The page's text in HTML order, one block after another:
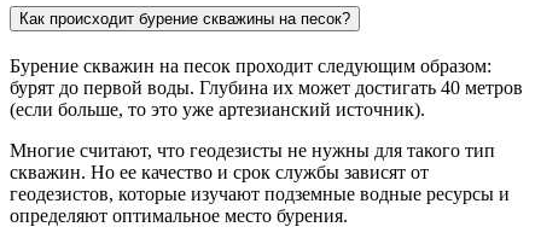
Как происходит бурение скважины на песок?
Бурение скважин на песок проходит следующим образом:
бурят до первой воды. Глубина их может достигать 40 метров
(если больше, то это уже артезианский источник).
Многие считают, что геодезисты не нужны для такого тип
скважин. Но ее качество и срок службы зависят от
геодезистов, которые изучают подземные водные ресурсы и
определяют оптимальное место бурения.